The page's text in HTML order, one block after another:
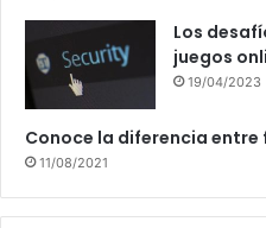
Los
juegos
19/04/2023
Conoce la diferencia
11/08/2021